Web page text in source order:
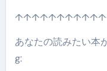
あなたの読みたい本
g: